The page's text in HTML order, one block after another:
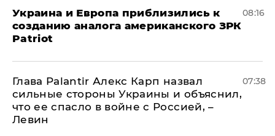
Украина и Европа приблизились к
созданию аналога американского ЗРК
Patriot
08:16
Глава Palantir Алекс Карп назвал
сильные стороны Украины и объяснил,
что ее спасло в войне с Россией, –
Левин
07:38